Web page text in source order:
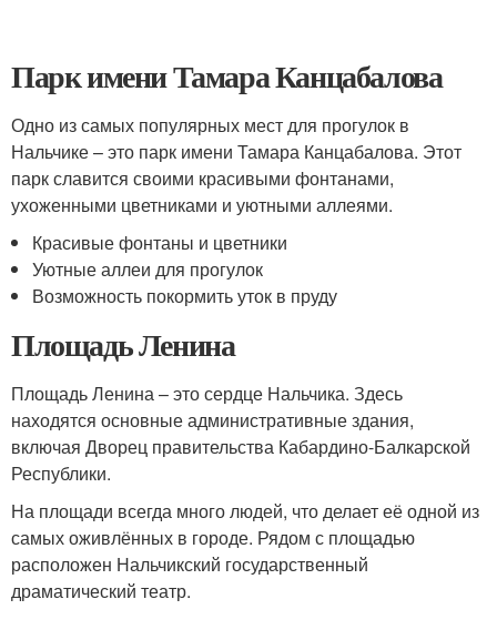
Парк имени Тамара Канцабалова
Одно из самых популярных мест для прогулок в
Нальчике – это парк имени Тамара Канцабалова. Этот
парк славится своими красивыми фонтанами,
ухоженными цветниками и уютными аллеями.
Красивые фонтаны и цветники
Уютные аллеи для прогулок
Возможность покормить уток в пруду
Площадь Ленина
Площадь Ленина – это сердце Нальчика. Здесь
находятся основные административные здания,
включая Дворец правительства Кабардино-Балкарской
Республики.
На площади всегда много людей, что делает её одной из
самых оживлённых в городе. Рядом с площадью
расположен Нальчикский государственный
драматический театр.